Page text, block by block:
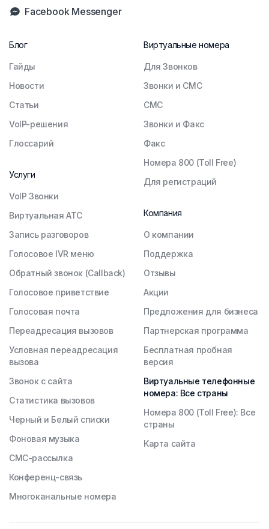
Facebook Messenger
Блог
Гайды
Новости
Статьи
VoIP-решения
Глоссарий
Услуги
VoIP Звонки
Виртуальная АТС
Запись разговоров
Голосовое IVR меню
Обратный звонок (Callback)
Голосовое приветствие
Голосовая почта
Переадресация вызовов
Условная переадресация
вызова
Звонок с сайта
Статистика вызовов
Черный и Белый списки
Фоновая музыка
СМС-рассылка
Конференц-связь
Многоканальные номера
Виртуальные номера
Для Звонков
Звонки и СМС
СМС
Звонки и Факс
Факс
Номера 800 (Toll Free)
Для регистраций
Компания
О компании
Поддержка
Отзывы
Акции
Предложения для бизнеса
Партнерская программа
Бесплатная пробная
версия
Виртуальные телефонные
номера: Все страны
Номера 800 (Toll Free): Все
страны
Карта сайта